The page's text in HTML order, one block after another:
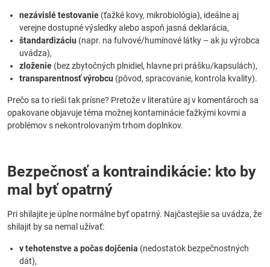
nezávislé testovanie (ťažké kovy, mikrobiológia), ideálne aj
verejne dostupné výsledky alebo aspoň jasná deklarácia,
štandardizáciu (napr. na fulvové/humínové látky – ak ju výrobca
uvádza),
zloženie (bez zbytočných plnidiel, hlavne pri prášku/kapsulách),
transparentnosť výrobcu (pôvod, spracovanie, kontrola kvality).
Prečo sa to rieši tak prísne? Pretože v literatúre aj v komentároch sa
opakovane objavuje téma možnej kontaminácie ťažkými kovmi a
problémov s nekontrolovaným trhom doplnkov.
Bezpečnosť a kontraindikácie: kto by
mal byť opatrný
Pri shilajite je úplne normálne byť opatrný. Najčastejšie sa uvádza, že
shilajit by sa nemal užívať:
v tehotenstve a počas dojčenia (nedostatok bezpečnostných
dát),